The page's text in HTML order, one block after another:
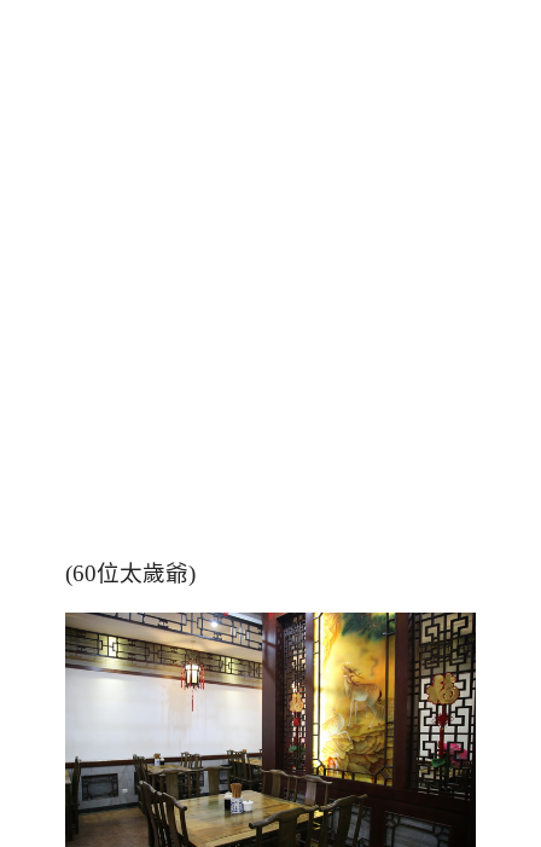
(60位太歲爺)